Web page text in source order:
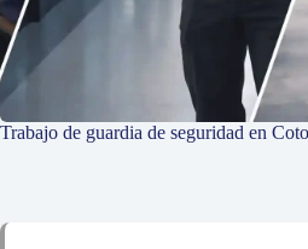
Trabajo de guardia de seguridad en